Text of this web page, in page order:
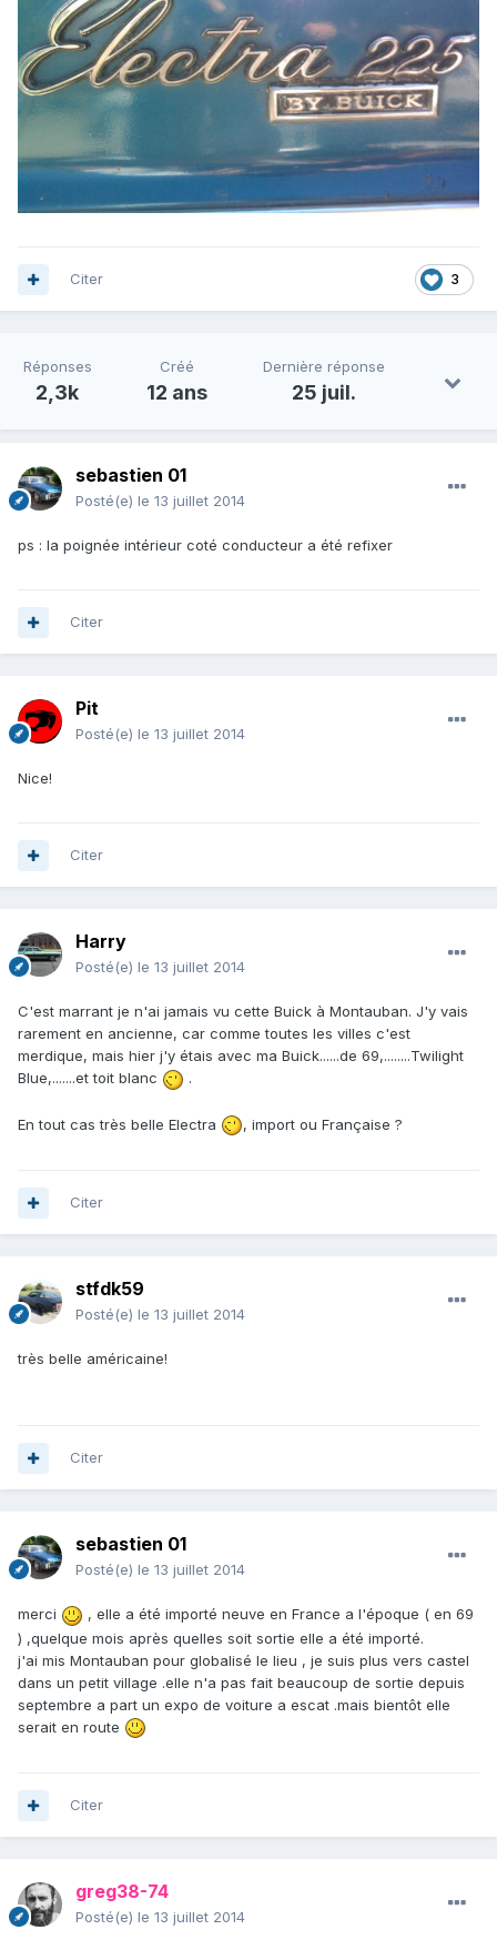
3
Citer
Réponses
2,3k
Créé
12 ans
Dernière réponse
25 juil.
sebastien 01
Posté(e) le 13 juillet 2014
ps : la poignée intérieur coté conducteur a été refixer
Citer
Pit
Posté(e) le 13 juillet 2014
Nice!
Citer
Harry
Posté(e) le 13 juillet 2014
C'est marrant je n'ai jamais vu cette Buick à Montauban. J'y vais
rarement en ancienne, car comme toutes les villes c'est
merdique, mais hier j'y étais avec ma Buick......de 69,........Twilight
Blue,.......et toit blanc
.
En tout cas très belle Electra , import ou Française ?
Citer
stfdk59
Posté(e) le 13 juillet 2014
très belle américaine!
Citer
sebastien 01
Posté(e) le 13 juillet 2014
merci
, elle a été importé neuve en France a l'époque ( en 69
) ,quelque mois après quelles soit sortie elle a été importé.
j'ai mis Montauban pour globalisé le lieu , je suis plus vers castel
dans un petit village .elle n'a pas fait beaucoup de sortie depuis
septembre a part un expo de voiture a escat .mais bientôt elle
serait en route
Citer
greg38-74
Posté(e) le 13 juillet 2014